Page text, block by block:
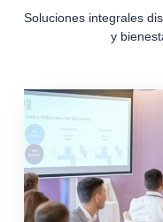
Soluciones integrales
y